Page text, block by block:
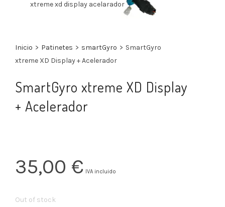
xtreme xd display acelarador
Inicio > Patinetes > smartGyro > SmartGyro
xtreme XD Display + Acelerador
SmartGyro xtreme XD Display
+ Acelerador
35,00 € IVA incluido
Out of stock